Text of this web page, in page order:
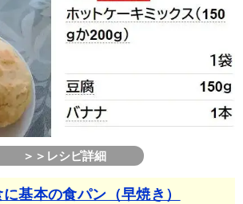
＞＞レシピ詳細
基本の食パン（早焼き）